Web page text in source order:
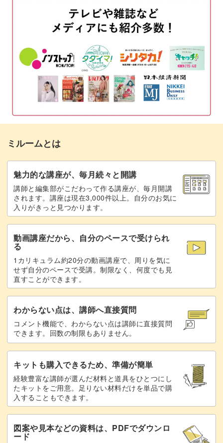
型に入れるだけで成形とつぶつぶの表現がサッとできるの
品種ごとの質感の違いもご紹介♪
いちごのみずみずしさは、細かなつぶつぶとツヤっとした
表面を表現できるかが重要。
つぶのひとつひとつにも着色したり、ヘタの質感にもこだ
わったりと、細部まで再現するコツを学んでいただけま
す。
あまおうやとちおとめなど、いちごには品種もいろいろあ
りますよね！
そんな品種ごとの着色方法も特別にご紹介していますよ◎
いちごの作り方をマスターして、様々な樹脂粘土スイーツ
の盛り付けに活用してみてください♪
みなさまのご参加をお待ちしています！
1粒いちごの作り方
粘土を計量して成形する
粒の質感をつける 13:03
型を使った1粒いちごの作り方
輪切りいちごの作り方
スライスいちごの作り方 30:17
1粒いちごを着色する
輪切りいちごを着色する
ハーフカットいちごの質感をつける 49:44
へたを作る 53:45
へたをつける 61:40
断面を着色する
へたを着色する
ツヤ感を加える
種を着色する 94:36
種類別の着色について 96:16
完成♪ 98:17
ミルームとは
魅力的な講座が、毎月続々と開講
講師と編集部がこだわって作る講座が、毎月開講
されます。講座は現在3,000件以上。自分のお気に
入りがきっと見つかります。
動画講座だから、自分のペースで受けられ
る
1カリキュラム約20分の動画講座で、周りを気に
せず自分のペースで受講。制限なく、何度でも見
直すことができます。
わからない点は、講師へ直接質問
コメント機能で、わからない点は講師に直接質問
できます。回数の制限もありません。
キットも購入できるため、準備が簡単
経験豊富な講師が選んだ材料と道具をひとつにし
たキットをご用意。足りない材料だけを単品で購
入することもできます。
図案や見本などの資料は、PDFでダウンロ
ード